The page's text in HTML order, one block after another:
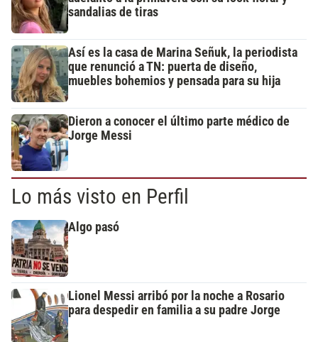
sandalias de tiras
Así es la casa de Marina Señuk, la periodista
que renunció a TN: puerta de diseño,
muebles bohemios y pensada para su hija
Dieron a conocer el último parte médico de
Jorge Messi
Lo más visto en Perfil
Algo pasó
Lionel Messi arribó por la noche a Rosario
para despedir en familia a su padre Jorge